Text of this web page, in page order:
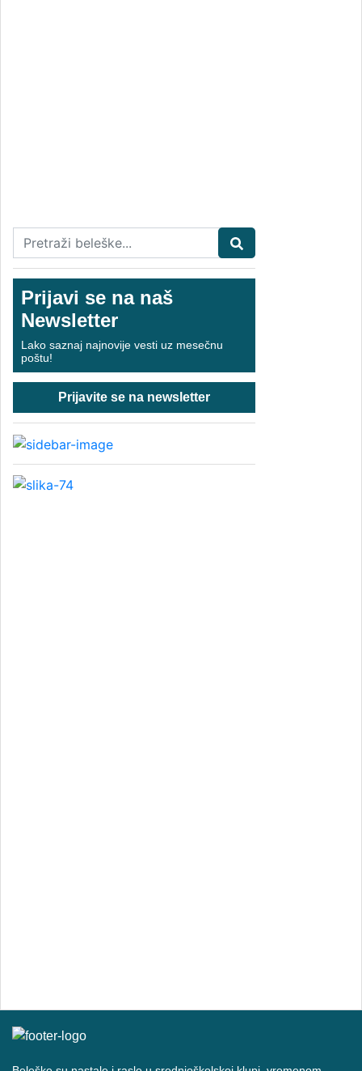
Prijavi se na naš
Newsletter
Lako saznaj najnovije vesti uz mesečnu
poštu!
Prijavite se na newsletter